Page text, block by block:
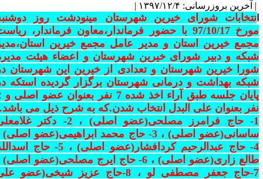
بروزرسانی: ۱۳۹۷/۱۲/۴ |
نتخابات شورای خیرین شهرستان مینودشت روز دوشنبه
مورخ 97/10/17 با حضور فرماندار،معاون فرماندار، ریاست
خیرین استان و مدیر عامل مجمع خیرین استان،مدیر
و دبیر شورای خیرین شهرستان و اعضاء هیئت مدیره
خیرین شهرستان و تعدادی از خیرین این شهرستان در
بهداشت و درمانی شهرستان برگزار گردیده استکه در
پایان جلسه طبق آراء اخذ شده 7 نفر بعنوان عضو اصلی و 2
بعنوان علی البدل انتخاب شدن.که به شرح ذیل می باشد.
1- حاج فرامرز مصلحی(عضو اصلی) ، 2- دکتر غلامعلی
ساسانی(عضو اصلی) ، 3- حاج محمد ابراهیمی(عضو اصلی) ،
4- حاج عبدالرحیم کردافشار(عضو اصلی) ، 5- حاج اسدالله
طالع زاری(عضو اصلی) ، 6- حاج ایرج مصلحی(عضو اصلی) ،
7-حاج جعفر مصطفی لو ، 8-حاج عزیز شیخی(عضو علی